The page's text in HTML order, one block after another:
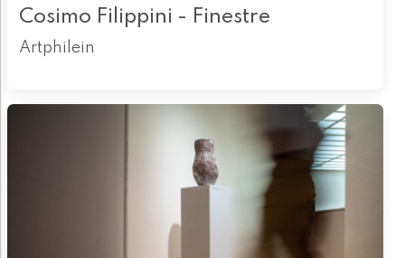
Cosimo Filippini - Finestre
Artphilein